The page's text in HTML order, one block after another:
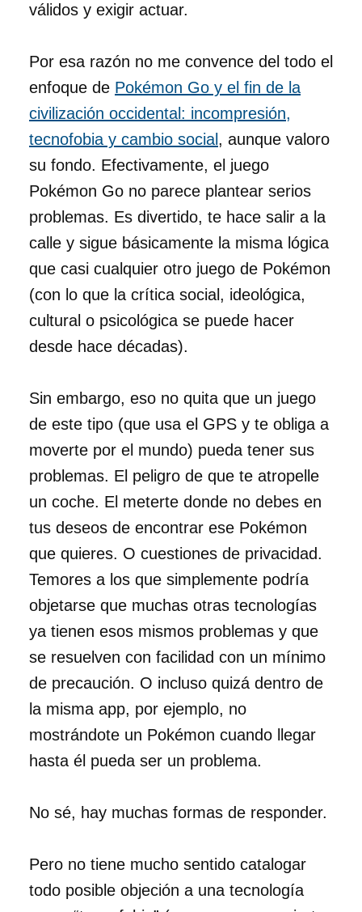
válidos y exigir actuar.
Por esa razón no me convence del todo el
enfoque de Pokémon Go y el fin de la
civilización occidental: incompresión,
tecnofobia y cambio social , aunque valoro
su fondo. Efectivamente, el juego
Pokémon Go no parece plantear serios
problemas. Es divertido, te hace salir a la
calle y sigue básicamente la misma lógica
que casi cualquier otro juego de Pokémon
(con lo que la crítica social, ideológica,
cultural o psicológica se puede hacer
desde hace décadas).
Sin embargo, eso no quita que un juego
de este tipo (que usa el GPS y te obliga a
moverte por el mundo) pueda tener sus
problemas. El peligro de que te atropelle
un coche. El meterte donde no debes en
tus deseos de encontrar ese Pokémon
que quieres. O cuestiones de privacidad.
Temores a los que simplemente podría
objetarse que muchas otras tecnologías
ya tienen esos mismos problemas y que
se resuelven con facilidad con un mínimo
de precaución. O incluso quizá dentro de
la misma app, por ejemplo, no
mostrándote un Pokémon cuando llegar
hasta él pueda ser un problema.
No sé, hay muchas formas de responder.
Pero no tiene mucho sentido catalogar
todo posible objeción a una tecnología